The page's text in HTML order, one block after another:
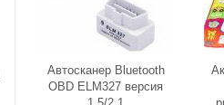
Автосканер Bluetooth
OBD ELM327 версия